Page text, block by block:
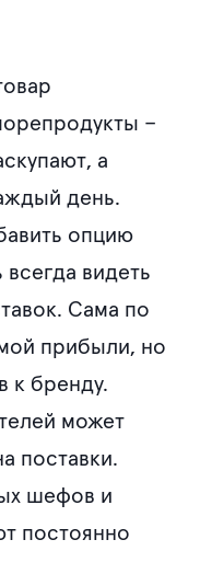
–
а
день.
опцию
видеть
Сама по
прибыли, но
к бренду.
может
поставки.
шефов и
постоянно